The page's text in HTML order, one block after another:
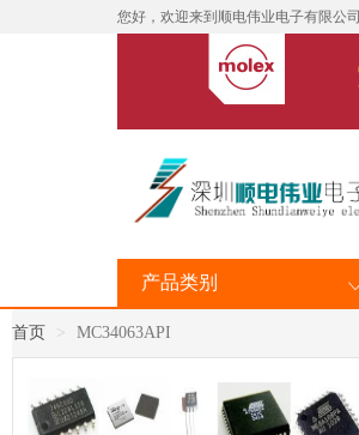
您好，欢迎来到顺电伟业电子有限公司
产品类别
首页 MC34063API